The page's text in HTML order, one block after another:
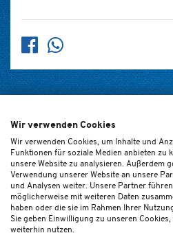
Home Kontakt Newsletter
Datenschutz Ticket-AGB
Wir verwenden Cookies
Wir verwenden Cookies, um Inhalte und
Funktionen für soziale Medien anbieten zu
unsere Website zu analysieren. Außerdem
Verwendung unserer Website an unsere
und Analysen weiter. Unsere Partner
möglicherweise mit weiteren Daten
haben oder die sie im Rahmen Ihrer
Sie geben Einwilligung zu unseren
weiterhin nutzen.